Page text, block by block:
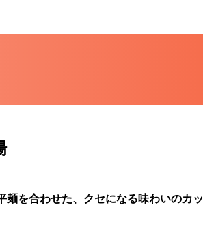
を合わせた、クセになる味わいのカッ